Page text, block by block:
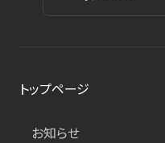
トップページ
お知らせ